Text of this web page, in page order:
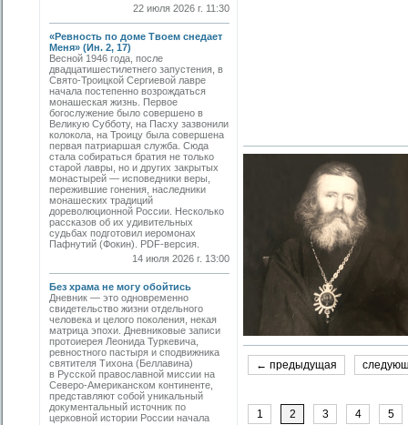
22 июля 2026 г. 11:30
«Ревность по доме Твоем снедает
Меня» (Ин. 2, 17)
Весной 1946 года, после
двадцатишестилетнего запустения, в
Свято-­Троицкой Сергиевой лавре
начала постепенно возрождаться
монашеская жизнь. Первое
богослужение было совершено в
Великую Субботу, на Пасху зазвонили
колокола, на Троицу была совершена
первая патриаршая служба. Сюда
стала собираться братия не только
старой лавры, но и других закрытых
монастырей — исповедники веры,
пережившие гонения, наследники
монашеских традиций
дореволюционной России. Несколько
рассказов об их удивительных
судьбах подготовил иеромонах
Пафнутий (Фокин). PDF-версия.
14 июля 2026 г. 13:00
Без храма не могу обойтись
Дневник — это одновременно
свидетельство жизни отдельного
человека и целого поколения, некая
матрица эпохи. Дневниковые записи
протоиерея Леонида Туркевича,
ревностного пастыря и сподвижника
святителя Тихона (Беллавина)
в Русской православной миссии на
Северо-Американском континенте,
представляют собой уникальный
документальный источник по
церковной истории России начала
← предыдущая
1 2 3 4 5